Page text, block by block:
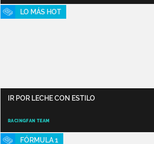
LO MÁS HOT
IR POR LECHE CON ESTILO
RACINGFAN TEAM
FÓRMULA 1